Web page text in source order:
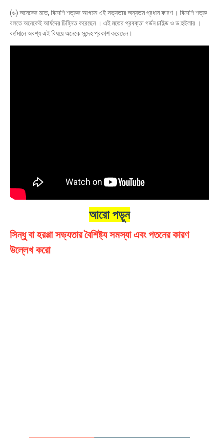
(৬) অনেকের মতে, বিদেশি শত্রুর আগমন এই সভ্যতার অন্যতম প্রধান কারণ । বিদেশি শত্রু
বলতে অনেকেই আর্যদের চিহ্নিত করেছেন । এই মতের প্রবক্তা গর্ডন চাইল্ড ও ড.হুইলার ।
বর্তমানে অবশ্য এই বিষয়ে অনেকে সন্দেহ প্রকাশ করেছেন।
আরো পড়ুন
সিন্ধু বা হরপ্পা সভ্যতার বৈশিষ্ট্য সমস্যা এবং পতনের কারণ
উল্লেখ করো